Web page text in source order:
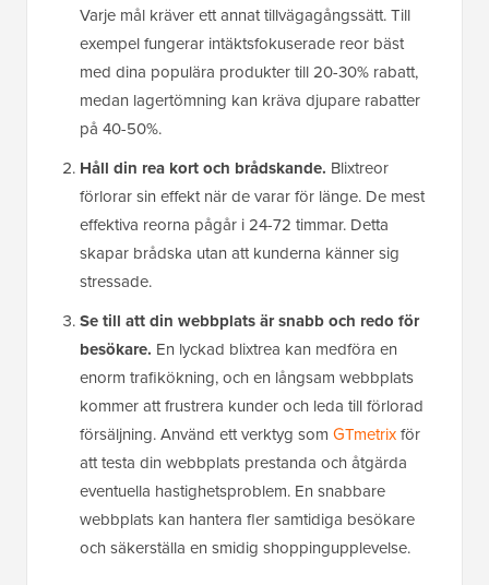
Varje mål kräver ett annat tillvägagångssätt. Till
exempel fungerar intäktsfokuserade reor bäst
med dina populära produkter till 20-30% rabatt,
medan lagertömning kan kräva djupare rabatter
på 40-50%.
Håll din rea kort och brådskande. Blixtreor
förlorar sin effekt när de varar för länge. De mest
effektiva reorna pågår i 24-72 timmar. Detta
skapar brådska utan att kunderna känner sig
stressade.
Se till att din webbplats är snabb och redo för
besökare. En lyckad blixtrea kan medföra en
enorm trafikökning, och en långsam webbplats
kommer att frustrera kunder och leda till förlorad
försäljning. Använd ett verktyg som GTmetrixför
att testa din webbplats prestanda och åtgärda
eventuella hastighetsproblem. En snabbare
webbplats kan hantera fler samtidiga besökare
och säkerställa en smidig shoppingupplevelse.